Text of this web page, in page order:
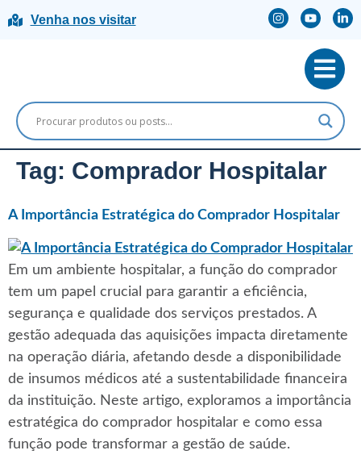
Venha nos visitar
Tag: Comprador Hospitalar
A Importância Estratégica do Comprador Hospitalar
Em um ambiente hospitalar, a função do comprador
tem um papel crucial para garantir a eficiência,
segurança e qualidade dos serviços prestados. A
gestão adequada das aquisições impacta diretamente
na operação diária, afetando desde a disponibilidade
de insumos médicos até a sustentabilidade financeira
da instituição. Neste artigo, exploramos a importância
estratégica do comprador hospitalar e como essa
função pode transformar a gestão de saúde.